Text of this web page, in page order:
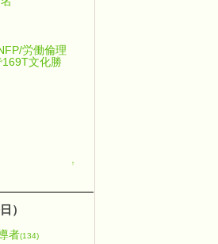
労働倫理
169T文化勝
↑
）
者(134)